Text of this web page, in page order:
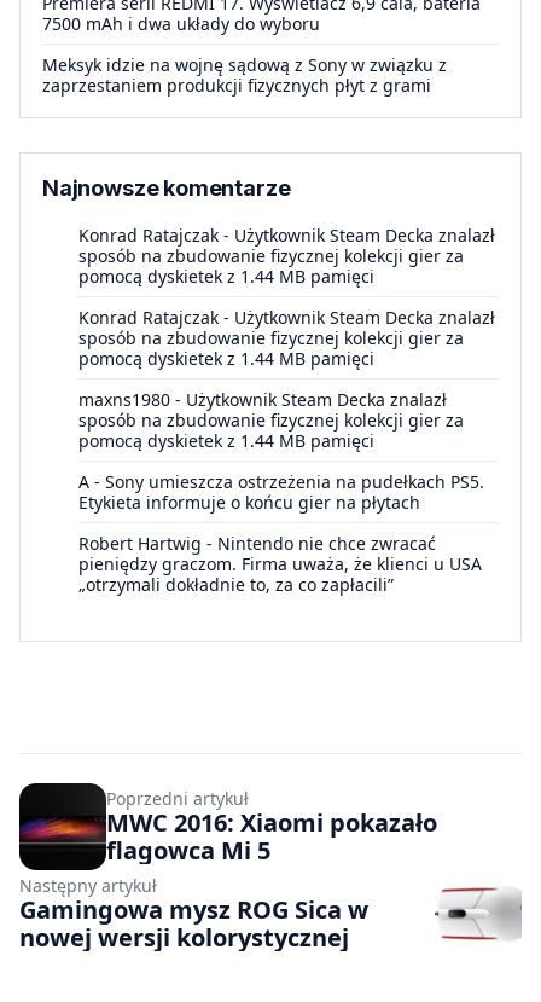
7500 mAh i dwa układy do wyboru
Meksyk idzie na wojnę sądową z Sony w związku z
zaprzestaniem produkcji fizycznych płyt z grami
Najnowsze komentarze
Konrad Ratajczak - Użytkownik Steam Decka znalazł
sposób na zbudowanie fizycznej kolekcji gier za
pomocą dyskietek z 1.44 MB pamięci
Konrad Ratajczak - Użytkownik Steam Decka znalazł
sposób na zbudowanie fizycznej kolekcji gier za
pomocą dyskietek z 1.44 MB pamięci
maxns1980 - Użytkownik Steam Decka znalazł
sposób na zbudowanie fizycznej kolekcji gier za
pomocą dyskietek z 1.44 MB pamięci
A - Sony umieszcza ostrzeżenia na pudełkach PS5.
Etykieta informuje o końcu gier na płytach
Robert Hartwig - Nintendo nie chce zwracać
pieniędzy graczom. Firma uważa, że klienci u USA
„otrzymali dokładnie to, za co zapłacili”
Poprzedni artykuł
MWC 2016: Xiaomi pokazało
flagowca Mi 5
Następny artykuł
Gamingowa mysz ROG Sica w
nowej wersji kolorystycznej